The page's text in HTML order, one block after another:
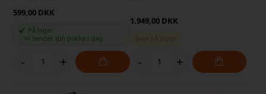
599,00 DKK
På lager
-Vi sender din pakke i dag
- +
1.949,00 DKK
Ikke på lager
- +